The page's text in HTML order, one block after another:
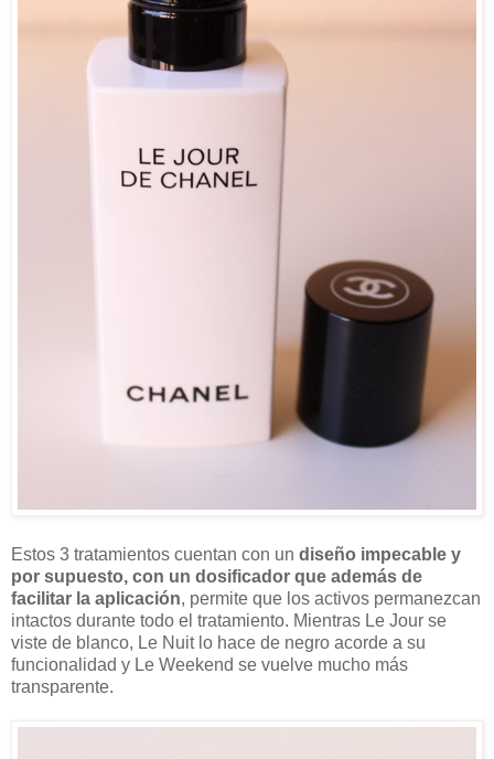
Estos 3 tratamientos cuentan con un diseño impecable y
por supuesto, con un dosificador que además de
facilitar la aplicación, permite que los activos permanezcan
intactos durante todo el tratamiento. Mientras Le Jour se
viste de blanco, Le Nuit lo hace de negro acorde a su
funcionalidad y Le Weekend se vuelve mucho más
transparente.